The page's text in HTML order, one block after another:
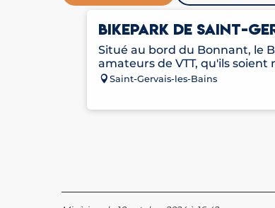
BIKEPARK DE SAINT-
Situé au bord du Bonnant, le
amateurs de VTT, qu'ils soient
Saint-Gervais-les-Bains